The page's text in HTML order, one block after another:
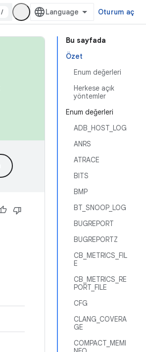
/ Oturum aç
Bu sayfada
Özet
Enum değerleri
Herkese açık
yöntemler
Enum değerleri
ADB_HOST_LOG
ANRS
ATRACE
BITS
BMP
BT_SNOOP_LOG
BUGREPORT
BUGREPORTZ
CB_METRICS_FIL
E
CB_METRICS_RE
PORT_FILE
CFG
CLANG_COVERA
GE
COMPACT_MEMI